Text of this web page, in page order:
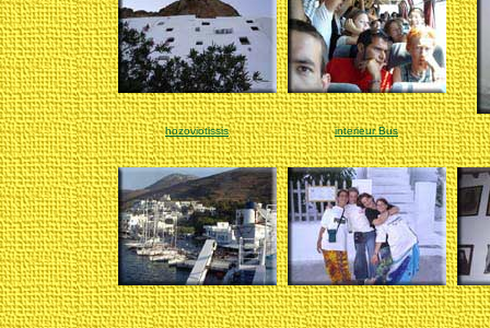
hozoviotissis interieur Bus